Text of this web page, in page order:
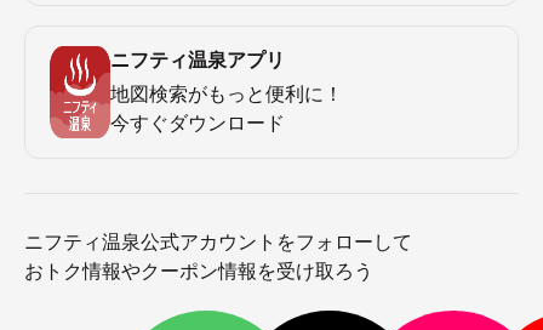
ニフティ温泉アプリ
地図検索がもっと便利に！
今すぐダウンロード
ニフティ温泉公式アカウントをフォローして
おトク情報やクーポン情報を受け取ろう